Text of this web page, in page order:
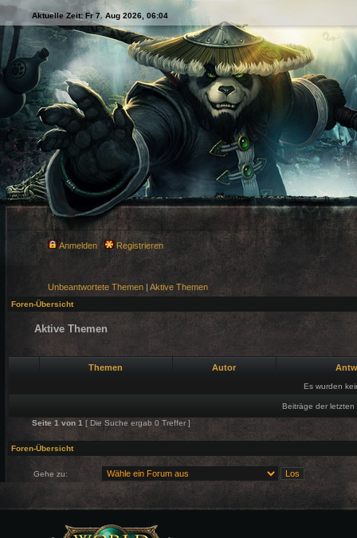
Aktuelle Zeit: Fr 7. Aug 2026, 06:04
Anmelden Registrieren
Unbeantwortete Themen | Aktive Themen
Foren-Übersicht
Aktive Themen
Themen Autor
Es wurden
Beiträge der
Seite 1 von 1 [ Die Suche ergab 0 Treffer ]
Foren-Übersicht
Gehe zu: